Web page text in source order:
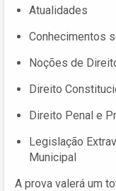
Atualidades
Conhecimentos
Noções de
Direito
Direito Penal e
Legislação
Municipal
A prova valerá um